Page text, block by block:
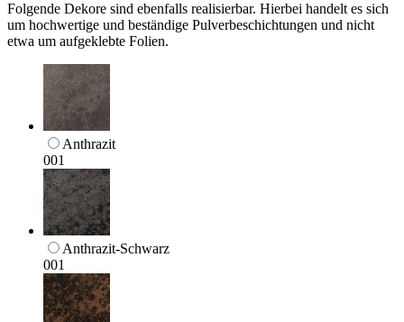
Folgende Dekore sind ebenfalls realisierbar. Hierbei handelt es sich
um hochwertige und beständige Pulverbeschichtungen und nicht
etwa um aufgeklebte Folien.
Anthrazit
001
Anthrazit-Schwarz
001